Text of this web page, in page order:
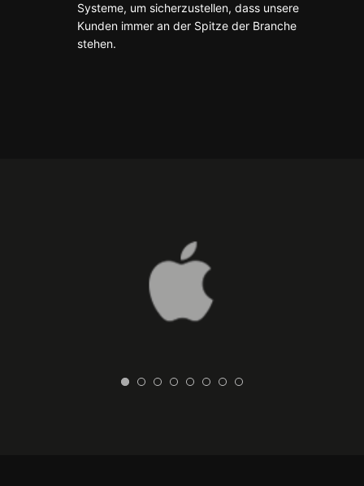
Systeme, um sicherzustellen, dass unsere
Kunden immer an der Spitze der Branche
stehen.